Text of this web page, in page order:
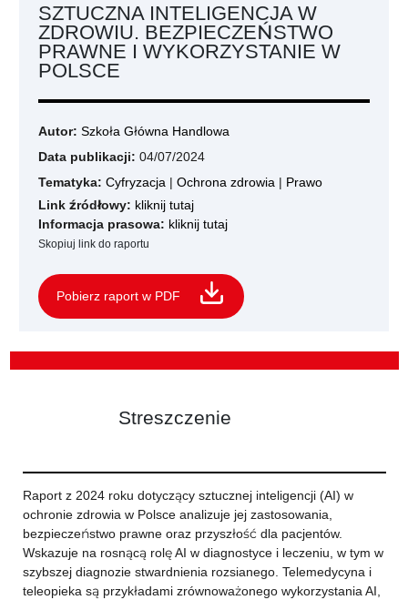
SZTUCZNA INTELIGENCJA W
ZDROWIU. BEZPIECZEŃSTWO
PRAWNE I WYKORZYSTANIE W
POLSCE
Autor: Szkoła Główna Handlowa
Data publikacji: 04/07/2024
Tematyka: Cyfryzacja | Ochrona zdrowia | Prawo
Link źródłowy: kliknij tutaj
Informacja prasowa: kliknij tutaj
Skopiuj link do raportu
Pobierz raport w PDF
Streszczenie
Raport z 2024 roku dotyczący sztucznej inteligencji (AI) w
ochronie zdrowia w Polsce analizuje jej zastosowania,
bezpieczeństwo prawne oraz przyszłość dla pacjentów.
Wskazuje na rosnącą rolę AI w diagnostyce i leczeniu, w tym w
szybszej diagnozie stwardnienia rozsianego. Telemedycyna i
teleopieka są przykładami zrównoważonego wykorzystania AI,